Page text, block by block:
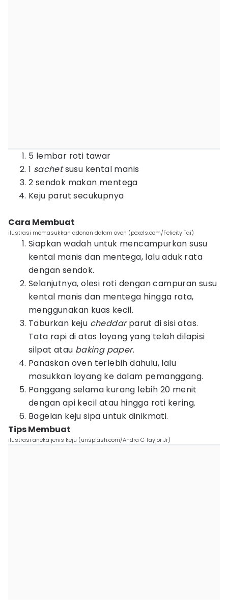
5 lembar roti tawar
1 sachetsusu kental manis
2 sendok makan mentega
Keju parut secukupnya
Cara Membuat
ilustrasi memasukkan adonan dalam oven (pexels.com/Felicity Tai)
Siapkan wadah untuk mencampurkan susu
kental manis dan mentega, lalu aduk rata
dengan sendok.
Selanjutnya, olesi roti dengan campuran susu
kental manis dan mentega hingga rata,
menggunakan kuas kecil.
Taburkan keju cheddarparut di sisi atas.
Tata rapi di atas loyang yang telah dilapisi
silpat atau baking paper.
Panaskan oven terlebih dahulu, lalu
masukkan loyang ke dalam pemanggang.
Panggang selama kurang lebih 20 menit
dengan api kecil atau hingga roti kering.
Bagelan keju sipa untuk dinikmati.
Tips Membuat
ilustrasi aneka jenis keju (unsplash.com/Andra C Taylor Jr)